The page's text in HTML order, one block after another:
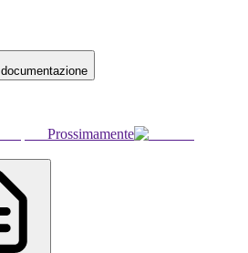
documentazione
Prossimamente